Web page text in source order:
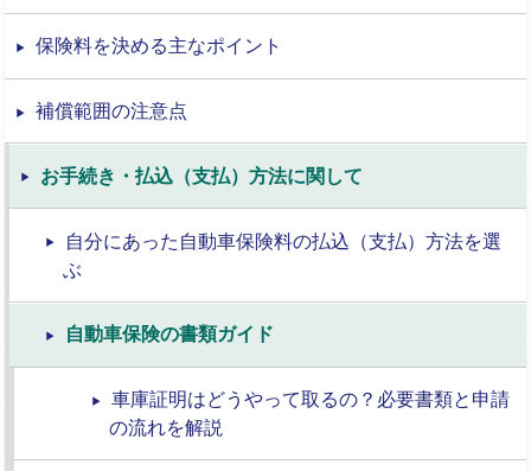
保険料を決める主なポイント
補償範囲の注意点
お手続き・払込（支払）方法に関して
自分にあった自動車保険料の払込（支払）方法を選
ぶ
自動車保険の書類ガイド
車庫証明はどうやって取るの？必要書類と申請
の流れを解説